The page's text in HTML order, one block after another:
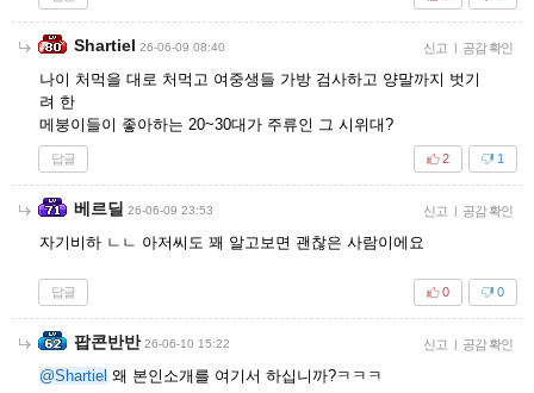
Shartiel 26-06-09 08:40 신고 | 공감 확인
나이 처먹을 대로 처먹고 여중생들 가방 검사하고 양말까지 벗기
려 한
메붕이들이 좋아하는 20~30대가 주류인 그 시위대?
답글 1
2
베르딜 26-06-09 23:53 신고 | 공감 확인
자기비하 ㄴㄴ 아저씨도 꽤 알고보면 괜찮은 사람이에요
답글 0
0
팝콘반반 26-06-10 15:22 신고 | 공감 확인
@Shartiel 왜 본인소개를 여기서 하십니까?ㅋㅋㅋ